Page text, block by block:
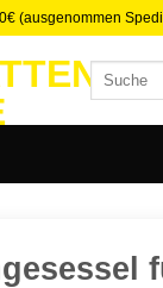
(ausgenommen
Suchen